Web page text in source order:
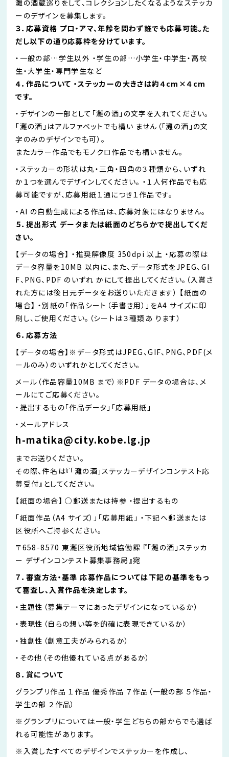
灘の酒蔵巡りをして、コレクションしたくなるようなステッカ
ーのデザインを募集します。
３．応募資格 プロ・アマ、年齢を問わず誰でも応募可能。た
だし以下の通り応募枠を分けています。
・一般の部…学生以外 ・学生の部…小学生・中学生・高校
生・大学生・専門学生など
４．作品について ・ステッカーの大きさは約４cm×４cm
です。
・デザインの一部として「灘の酒」の文字を入れてください。
「灘の酒」はアルファベットでも構い ません（「灘の酒」の文
字のみのデザインでも可）。
またカラー作品でもモノクロ作品でも構いません。
・ステッカーの形状は丸・三角・四角の３種類から、いずれ
か１つを選んでデザインしてください。 ・１人何作品でも応
募可能ですが、応募用紙１通につき１作品です。
・AI の自動生成による作品は、応募対象にはなりません。
５．提出形式 データまたは紙面のどちらかで提出してくだ
さい。
【データの場合】 ・推奨解像度 350dpi 以上 ・応募の際は
データ容量を10MB 以内に、また、データ形式をJPEG、GI
F、PNG、PDF のいずれ かにして提出してください。（入賞さ
れた方には後日元データをお送りいただきます） 【紙面の
場合】 ・別紙の「作品シート（手書き用）」をA4 サイズに印
刷し、ご使用ください。（シートは３種類あ ります）
６．応募方法
【データの場合】※データ形式はJPEG、GIF、PNG、PDF(メ
ールのみ）のいずれかとしてください。
メール（作品容量10MB まで）※PDF データの場合は、メ
ールにてご応募ください。
・提出するもの「作品データ」「応募用紙」
・メールアドレス
h-matika@city.kobe.lg.jp
までお送りください。
その際、件名は『「灘の酒」ステッカーデザインコンテスト応
募受付』としてください。
【紙面の場合】 ○郵送または持参 ・提出するもの
「紙面作品（A4 サイズ）」「応募用紙」 ・下記へ郵送または
区役所へご持参ください。
〒658-8570 東灘区役所地域協働課 『「灘の酒」ステッカ
ー デザインコンテスト募集事務局』宛
７．審査方法・基準 応募作品については下記の基準をもっ
て審査し、入賞作品を決定します。
・主題性（募集テーマにあったデザインになっているか）
・表現性（自らの想い等を的確に表現できているか）
・独創性（創意工夫がみられるか）
・その他（その他優れている点があるか）
８．賞について
グランプリ作品 １作品 優秀作品 ７作品（一般の部 ５作品・
学生の部 ２作品）
※グランプリについては一般・学生どちらの部からでも選ば
れる可能性があります。
※入賞したすべてのデザインでステッカーを作成し、